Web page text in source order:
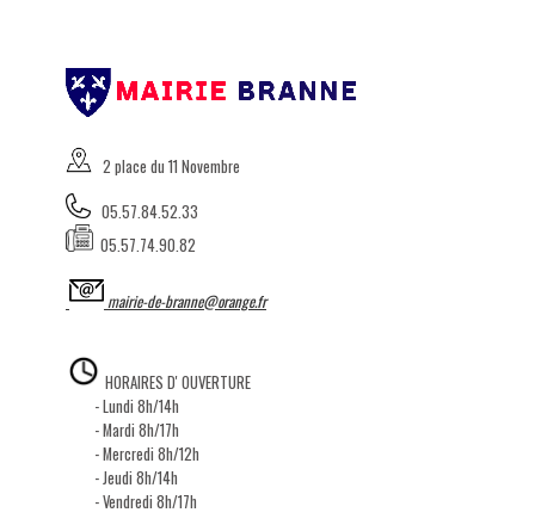
2 place du 11 Novembre
05.57.84.52.33
05.57.74.90.82
mairie-de-branne@orange.fr
HORAIRES D' OUVERTURE
- Lundi 8h/14h
- Mardi 8h/17h
- Mercredi 8h/12h
- Jeudi 8h/14h
- Vendredi 8h/17h